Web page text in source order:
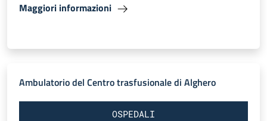
Maggiori informazioni
Ambulatorio del Centro trasfusionale di Alghero
OSPEDALI